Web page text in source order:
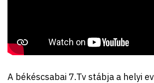
A békéscsabai 7.Tv stábja a helyi